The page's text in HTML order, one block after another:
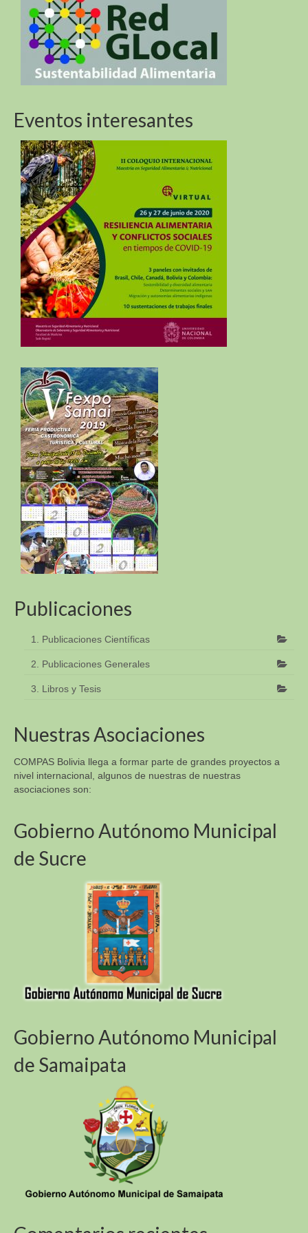
Desarrollo Sostenible
Biodiversidad de las montañas y los Objetivos de
Desarrollo Sostenible
Sustentabilidad Alimentaria En America Del Sur y
Eventos interesantes
Publicaciones
1. Publicaciones Científicas
2. Publicaciones Generales
3. Libros y Tesis
Nuestras Asociaciones
COMPAS Bolivia llega a formar parte de grandes proyectos a
nivel internacional, algunos de nuestras de nuestras
asociaciones son:
Gobierno Autónomo Municipal
de Sucre
Gobierno Autónomo Municipal
de Samaipata